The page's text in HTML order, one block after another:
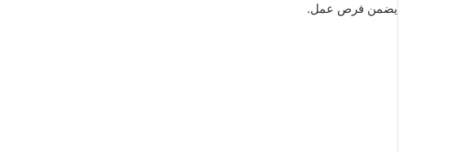
يضمن فرص عمل.